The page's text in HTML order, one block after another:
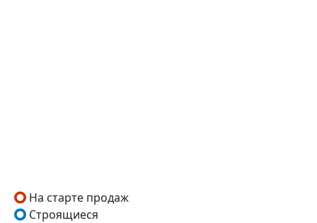
На старте продаж
Строящиеся